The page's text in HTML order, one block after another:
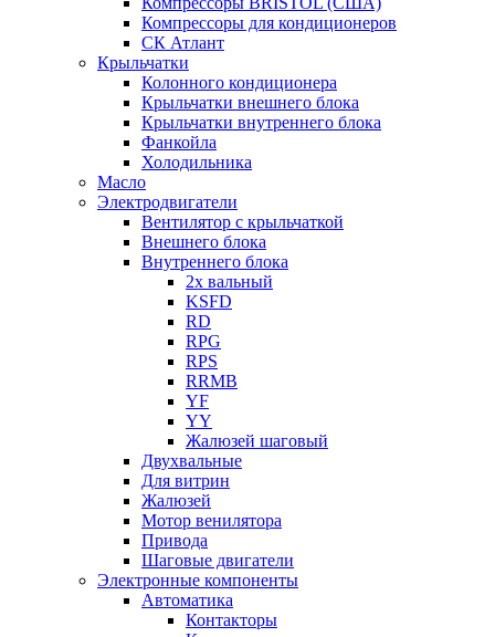
Компрессоры для кондиционеров
СК Атлант
Крыльчатки
Колонного кондиционера
Крыльчатки внешнего блока
Крыльчатки внутреннего блока
Фанкойла
Холодильника
Масло
Электродвигатели
Вентилятор с крыльчаткой
Внешнего блока
Внутреннего блока
2х вальный
KSFD
RD
RPG
RPS
RRMB
YF
YY
Жалюзей шаговый
Двухвальные
Для витрин
Жалюзей
Мотор венилятора
Привода
Шаговые двигатели
Электронные компоненты
Автоматика
Контакторы